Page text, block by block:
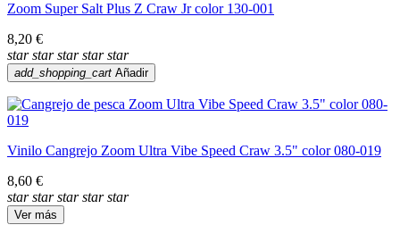
Zoom Super Salt Plus Z Craw Jr color 130-001
8,20 €
star star star star star
add_shopping_cart Añadir
Vinilo Cangrejo Zoom Ultra Vibe Speed Craw 3.5" color 080-019
8,60 €
star star star star star
Ver más